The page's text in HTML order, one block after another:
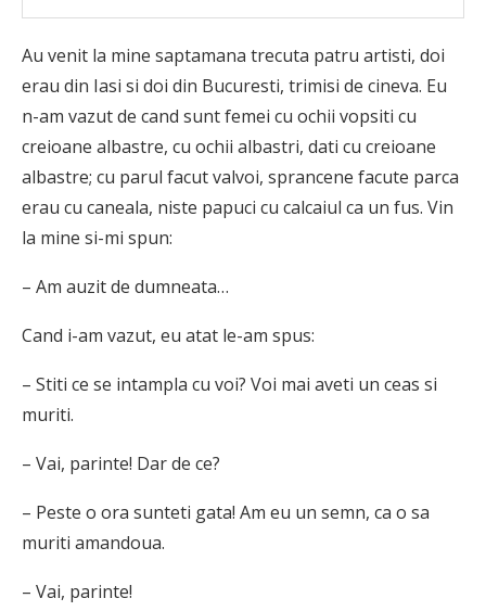
Au venit la mine saptamana trecuta patru artisti, doi
erau din Iasi si doi din Bucuresti, trimisi de cineva. Eu
n-am vazut de cand sunt femei cu ochii vopsiti cu
creioane albastre, cu ochii albastri, dati cu creioane
albastre; cu parul facut valvoi, sprancene facute parca
erau cu caneala, niste papuci cu calcaiul ca un fus. Vin
la mine si-mi spun:
– Am auzit de dumneata…
Cand i-am vazut, eu atat le-am spus:
– Stiti ce se intampla cu voi? Voi mai aveti un ceas si
muriti.
– Vai, parinte! Dar de ce?
– Peste o ora sunteti gata! Am eu un semn, ca o sa
muriti amandoua.
– Vai, parinte!